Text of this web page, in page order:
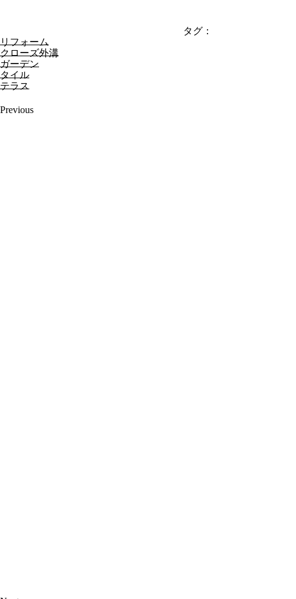
タグ：
リフォーム
クローズ外溝
ガーデン
タイル
テラス
Previous